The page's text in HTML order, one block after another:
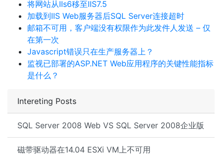
Intereting Posts
SQL Server 2008 Web VS SQL Server 2008企业版
磁带驱动器在14.04 ESXi VM上不可用
将网站从IIs6移至IIS7.5
加载到IIS Web服务器后SQL Server连接超时
邮箱不可用，客户端没有权限作为此发件人发送 – 仅
在第一次
Javascript错误只在生产服务器上？
监视已部署的ASP.NET Web应用程序的关键性能指标
是什么？